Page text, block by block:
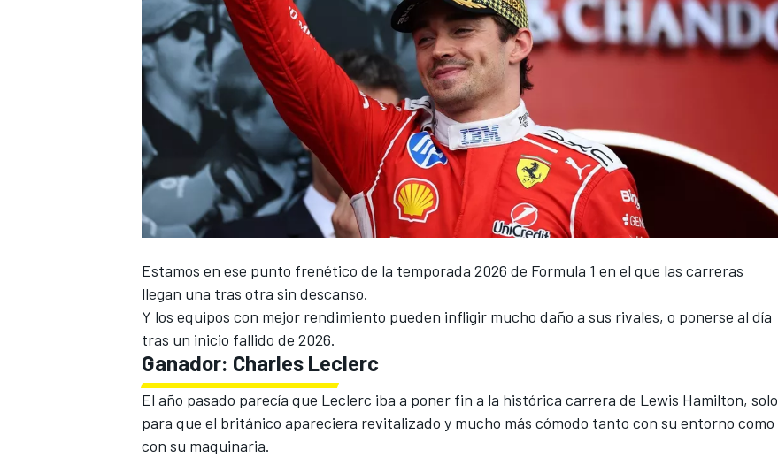
Estamos en ese punto frenético de la temporada 2026 de Formula 1 en el que las carreras
llegan una tras otra sin descanso.
Y los equipos con mejor rendimiento pueden infligir mucho daño a sus rivales, o ponerse al día
tras un inicio fallido de 2026.
Ganador: Charles Leclerc
El año pasado parecía que Leclerc iba a poner fin a la histórica carrera de Lewis Hamilton, solo
para que el británico apareciera revitalizado y mucho más cómodo tanto con su entorno como
con su maquinaria.